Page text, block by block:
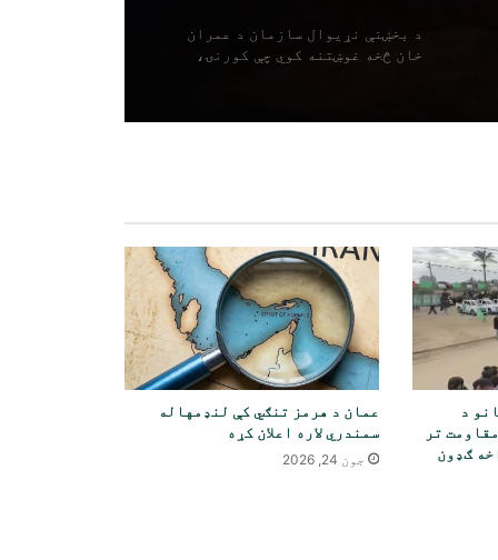
د بخښنې نړیوال سازمان د عمران
خان څخه غوښتنه کوي چې کورنۍ،
لپاره ډیپلوماټیکې هڅې دوام لري
یمن د سعودي عربستان د نجران په
هوايي ډګر د ډرون برید راپور
ورکړی
افغانستان ته د قزاقستان د غلې
د
تر
ګډون
عمان د هرمز تنګي کې لنډمهاله
سمندري لاره اعلان کړه
جون 24, 2026